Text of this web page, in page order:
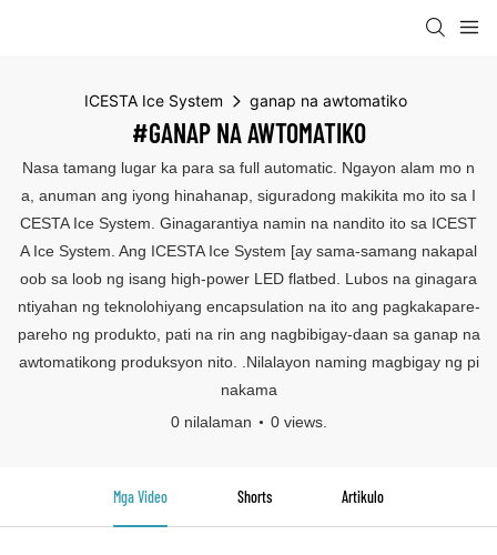
ICESTA Ice System ganap na awtomatiko
#GANAP NA AWTOMATIKO
Nasa tamang lugar ka para sa full automatic. Ngayon alam mo n
a, anuman ang iyong hinahanap, siguradong makikita mo ito sa I
CESTA Ice System. Ginagarantiya namin na nandito ito sa ICEST
A Ice System. Ang ICESTA Ice System [ay sama-samang nakapal
oob sa loob ng isang high-power LED flatbed. Lubos na ginagara
ntiyahan ng teknolohiyang encapsulation na ito ang pagkakapare-
pareho ng produkto, pati na rin ang nagbibigay-daan sa ganap na
awtomatikong produksyon nito. .Nilalayon naming magbigay ng pi
nakama
0 nilalaman
0 views.
Mga Video Shorts Artikulo